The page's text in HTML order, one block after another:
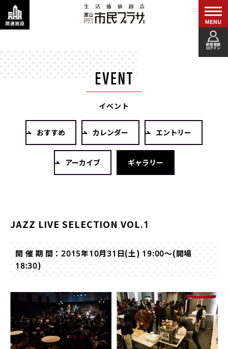
新規登録
ログイン
イベント
おすすめ カレンダー エントリー
アーカイブ ギャラリー
JAZZ LIVE SELECTION VOL.1
開 催 期 間：2015年10月31日(土) 19:00～(開場
18:30)